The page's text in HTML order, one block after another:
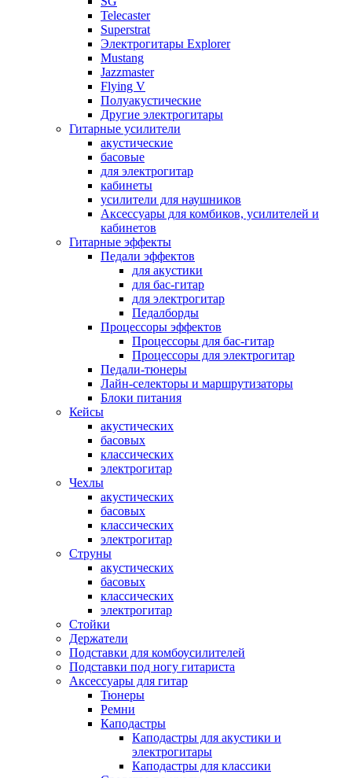
Telecaster
Superstrat
Электрогитары Explorer
Mustang
Jazzmaster
Flying V
Полуакустические
Другие электрогитары
Гитарные усилители
акустические
басовые
для электрогитар
кабинеты
усилители для наушников
Аксессуары для комбиков, усилителей и
кабинетов
Гитарные эффекты
Педали эффектов
для акустики
для бас-гитар
для электрогитар
Педалборды
Процессоры эффектов
Процессоры для бас-гитар
Процессоры для электрогитар
Педали-тюнеры
Лайн-селекторы и маршрутизаторы
Блоки питания
Кейсы
акустических
басовых
классических
электрогитар
Чехлы
акустических
басовых
классических
электрогитар
Струны
акустических
басовых
классических
электрогитар
Стойки
Держатели
Подставки для комбоусилителей
Подставки под ногу гитариста
Аксессуары для гитар
Тюнеры
Ремни
Каподастры
Каподастры для акустики и
электрогитары
Каподастры для классики